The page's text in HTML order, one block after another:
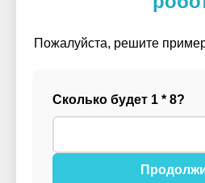
Пожалуйста, решите
Сколько будет 1 * 8?